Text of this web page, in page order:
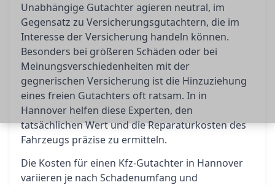
Unabhängige Gutachter agieren neutral, im
Gegensatz zu Versicherungsgutachtern, die im
Interesse der Versicherung handeln können.
Besonders bei größeren Schäden oder bei
Meinungsverschiedenheiten mit der
gegnerischen Versicherung ist die Hinzuziehung
eines freien Gutachters oft ratsam. In in
Hannover helfen diese Experten, den
tatsächlichen Wert und die Reparaturkosten des
Fahrzeugs präzise zu ermitteln.
Die Kosten für einen Kfz-Gutachter in Hannover
variieren je nach Schadenumfang und